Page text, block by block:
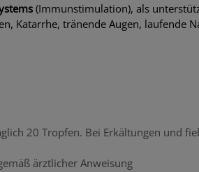
(Immunstimulation), als
Katarrhe, tränende Augen, laufende
20 Tropfen. Bei Erkältungen und
ärztlicher Anweisung